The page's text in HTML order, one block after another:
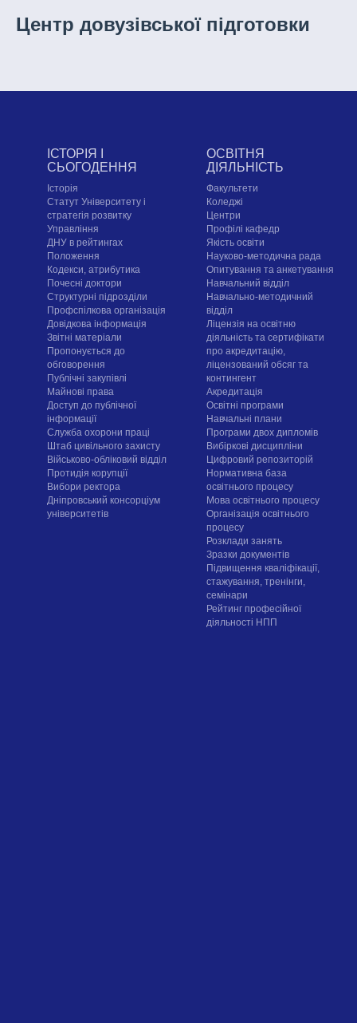
Центр довузівської підготовки
ІСТОРІЯ І
СЬОГОДЕННЯ
Історія
Статут Університету і
стратегія розвитку
Управління
ДНУ в рейтингах
Положення
Кодекси, атрибутика
Почесні доктори
Структурні підрозділи
Профспілкова організація
Довідкова інформація
Звітні матеріали
Пропонується до
обговорення
Публічні закупівлі
Майнові права
Доступ до публічної
інформації
Служба охорони праці
Штаб цивільного захисту
Військово-обліковий відділ
Протидія корупції
Вибори ректора
Дніпровський консорціум
університетів
ОСВІТНЯ
ДІЯЛЬНІСТЬ
Факультети
Коледжі
Центри
Профілі кафедр
Якість освіти
Науково-методична рада
Опитування та анкетування
Навчальний відділ
Навчально-методичний
відділ
Ліцензія на освітню
діяльність та сертифікати
про акредитацію,
ліцензований обсяг та
контингент
Акредитація
Освітні програми
Навчальні плани
Програми двох дипломів
Вибіркові дисципліни
Цифровий репозиторій
Нормативна база
освітнього процесу
Мова освітнього процесу
Організація освітнього
процесу
Розклади занять
Зразки документів
Підвищення кваліфікації,
стажування, тренінги,
семінари
Рейтинг професійної
діяльності НПП